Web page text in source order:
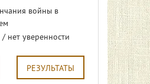
войны в
нет уверенности
РЕЗУЛЬТАТЫ